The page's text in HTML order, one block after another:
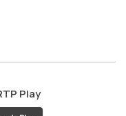
ao
Play